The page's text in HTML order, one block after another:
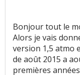
Rapport
Style: 19
Bonjour tout le
Alors je vais
version 1,5 atmo
de août 2015 a
premières